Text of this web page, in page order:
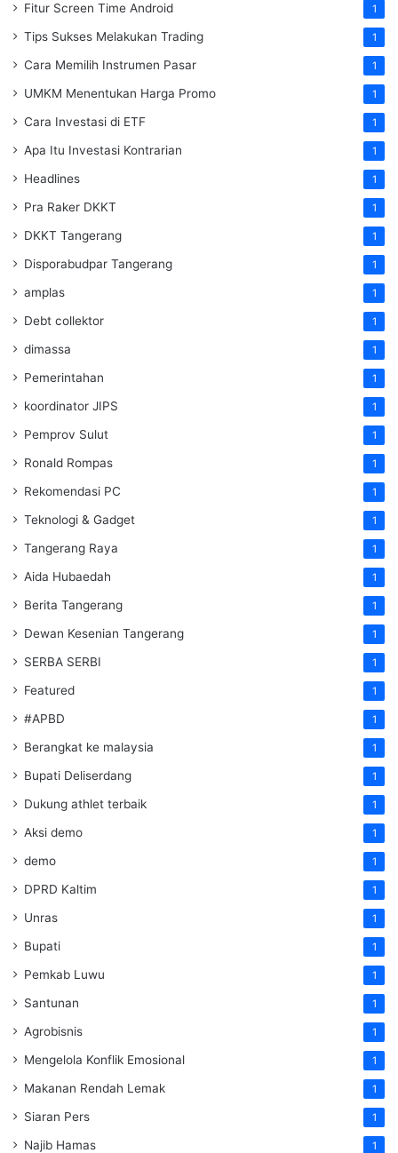
Fitur Screen Time Android 1
Tips Sukses Melakukan Trading 1
Cara Memilih Instrumen Pasar 1
UMKM Menentukan Harga Promo 1
Cara Investasi di ETF 1
Apa Itu Investasi Kontrarian 1
Headlines 1
Pra Raker DKKT 1
DKKT Tangerang 1
Disporabudpar Tangerang 1
amplas 1
Debt collektor 1
dimassa 1
Pemerintahan 1
koordinator JIPS 1
Pemprov Sulut 1
Ronald Rompas 1
Rekomendasi PC 1
Teknologi & Gadget 1
Tangerang Raya 1
Aida Hubaedah 1
Berita Tangerang 1
Dewan Kesenian Tangerang 1
SERBA SERBI 1
Featured 1
#APBD 1
Berangkat ke malaysia 1
Bupati Deliserdang 1
Dukung athlet terbaik 1
Aksi demo 1
demo 1
DPRD Kaltim 1
Unras 1
Bupati 1
Pemkab Luwu 1
Santunan 1
Agrobisnis 1
Mengelola Konflik Emosional 1
Makanan Rendah Lemak 1
Siaran Pers 1
Najib Hamas 1